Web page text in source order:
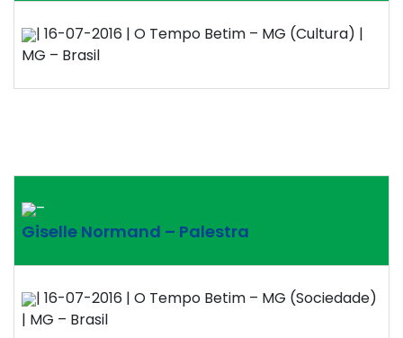
| 16-07-2016 | O Tempo Betim – MG (Cultura) |
MG – Brasil
–
Giselle Normand – Palestra
| 16-07-2016 | O Tempo Betim – MG (Sociedade)
| MG – Brasil